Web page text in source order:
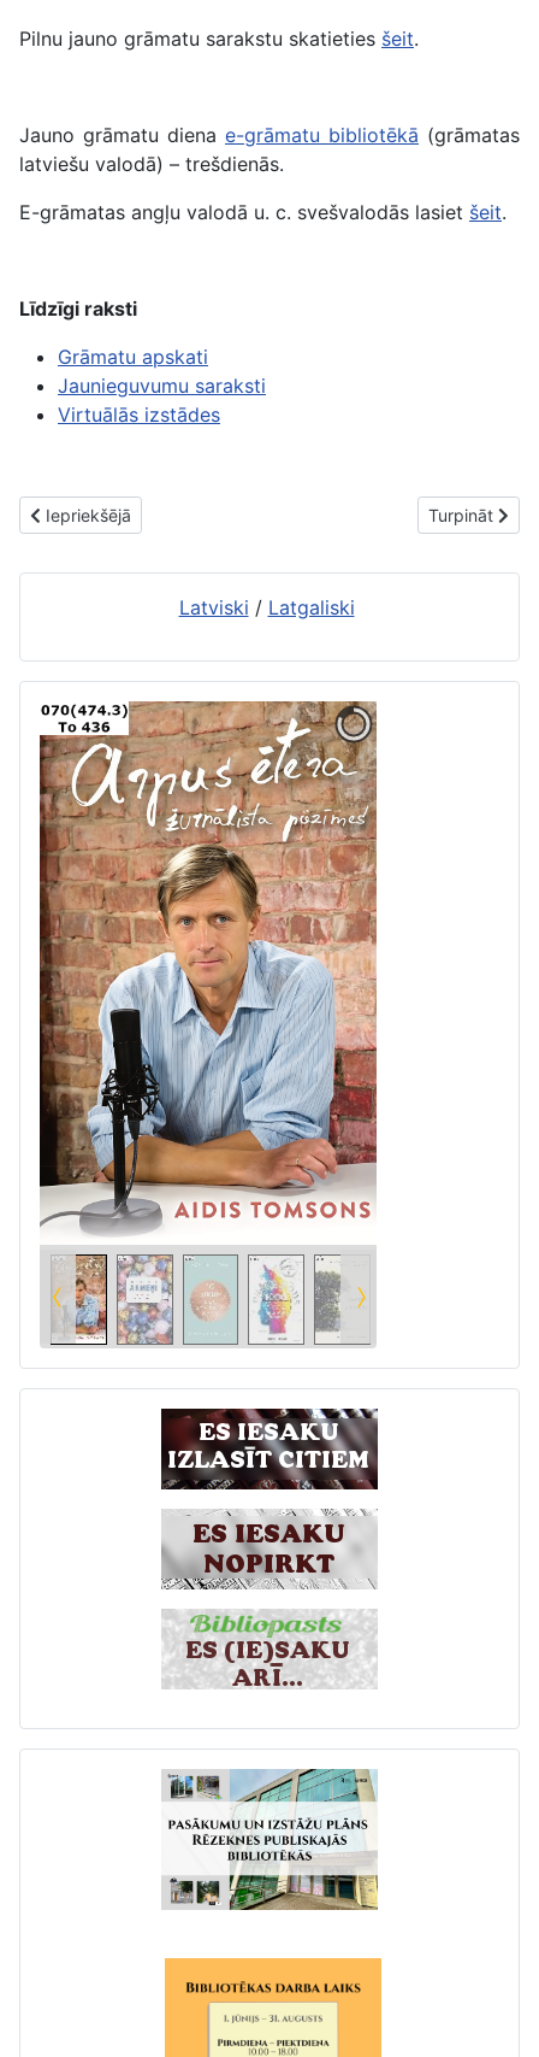
Pilnu jauno grāmatu sarakstu skatieties šeit.
Jauno grāmatu diena e-grāmatu bibliotēkā (grāmatas
latviešu valodā) – trešdienās.
E-grāmatas angļu valodā u. c. svešvalodās lasiet šeit.
Līdzīgi raksti
Grāmatu apskati
Jaunieguvumu saraksti
Virtuālās izstādes
Iepriekšējais raksts: Jaunās grāmatas. 1. jūlijs
Iepriekšējā Nākamais
Turpināt
Latviski / Latgaliski